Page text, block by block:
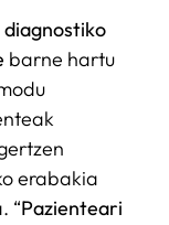
diagnostiko
barne hartu
erabakia
“Pazienteari